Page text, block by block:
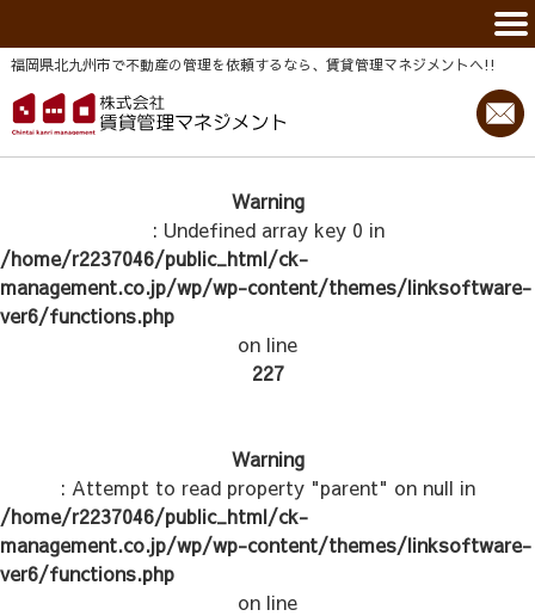
福岡県北九州市で不動産の管理を依頼するなら、賃貸管理マネジメントヘ!!
Warning
: Undefined array key 0 in
/home/r2237046/public_html/ck-
management.co.jp/wp/wp-content/themes/linksoftware-
ver6/functions.php
on line
227
Warning
: Attempt to read property "parent" on null in
/home/r2237046/public_html/ck-
management.co.jp/wp/wp-content/themes/linksoftware-
ver6/functions.php
on line